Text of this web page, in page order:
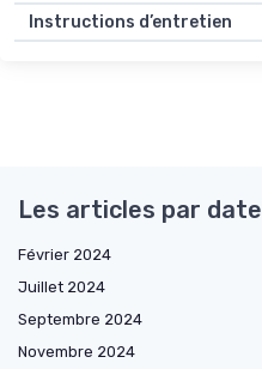
Instructions d’entretien
Les articles par date
Février 2024
Juillet 2024
Septembre 2024
Novembre 2024